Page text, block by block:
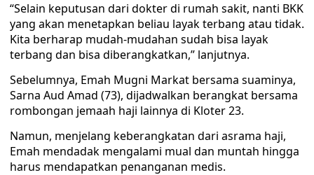
“Selain keputusan dari dokter di rumah sakit, nanti BKK
yang akan menetapkan beliau layak terbang atau tidak.
Kita berharap mudah-mudahan sudah bisa layak
terbang dan bisa diberangkatkan,” lanjutnya.
Sebelumnya, Emah Mugni Markat bersama suaminya,
Sarna Aud Amad (73), dijadwalkan berangkat bersama
rombongan jemaah haji lainnya di Kloter 23.
Namun, menjelang keberangkatan dari asrama haji,
Emah mendadak mengalami mual dan muntah hingga
harus mendapatkan penanganan medis.